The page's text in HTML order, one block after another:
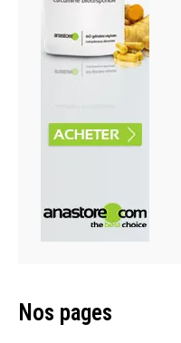
Nos pages